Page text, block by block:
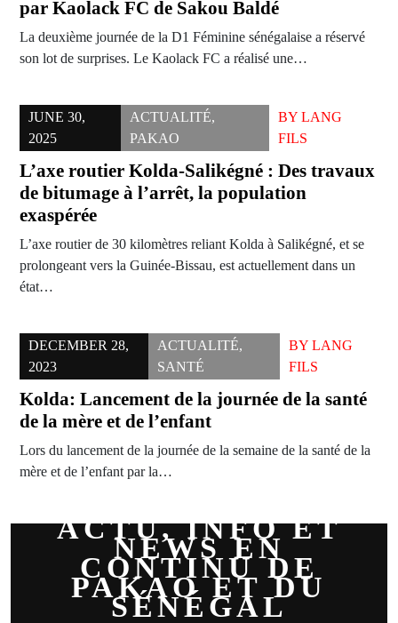
par Kaolack FC de Sakou Baldé
La deuxième journée de la D1 Féminine sénégalaise a réservé
son lot de surprises. Le Kaolack FC a réalisé une…
JUNE 30,
2025
ACTUALITÉ,
PAKAO
BYLANG
FILS
L’axe routier Kolda-Salikégné : Des travaux
de bitumage à l’arrêt, la population
exaspérée
L’axe routier de 30 kilomètres reliant Kolda à Salikégné, et se
prolongeant vers la Guinée-Bissau, est actuellement dans un
état…
DECEMBER 28,
2023
ACTUALITÉ,
SANTÉ
BY LANG
FILS
Kolda: Lancement de la journée de la santé
de la mère et de l’enfant
Lors du lancement de la journée de la semaine de la santé de la
mère et de l’enfant par la…
ACTU, INFO ET
NEWS EN
CONTINU DE
PAKAO ET DU
SÉNÉGAL